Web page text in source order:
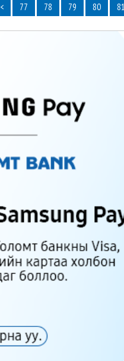
< 77 78 79 80 81